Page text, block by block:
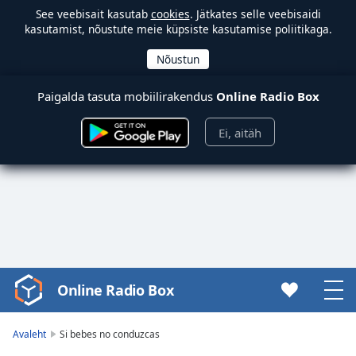
See veebisait kasutab cookies. Jätkates selle veebisaidi
kasutamist, nõustute meie küpsiste kasutamise poliitikaga.
Paigalda tasuta mobiilirakendus Online Radio Box
Ei, aitäh
Video
Player
Online Radio Box
Avaleht Si bebes no conduzcas